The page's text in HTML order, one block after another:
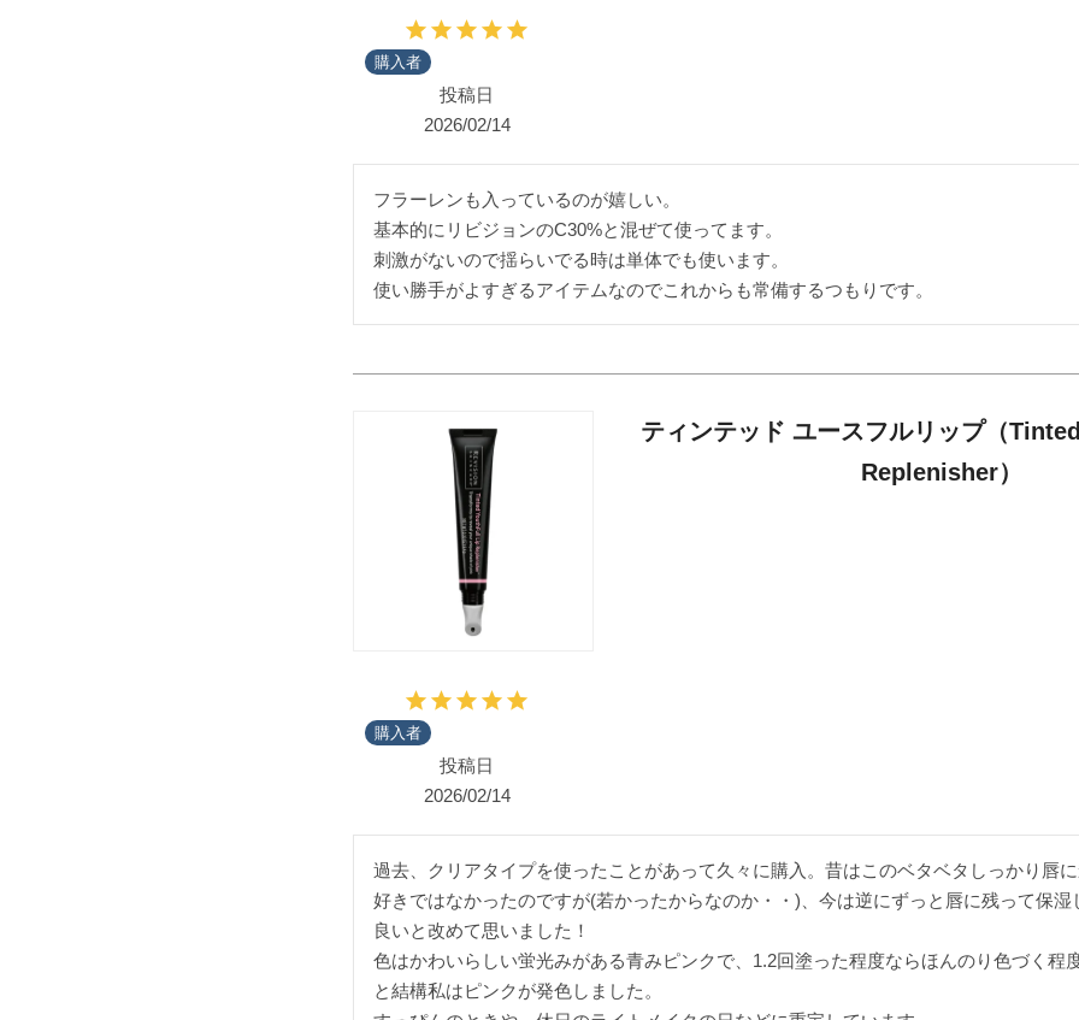
購入者
投稿日
2026/02/14
フラーレンも入っているのが嬉しい。
基本的にリビジョンのC30%と混ぜて使ってます。
刺激がないので揺らいでる時は単体でも使います。
使い勝手がよすぎるアイテムなのでこれからも常備するつもりです。
ティンテッド ユースフルリップ（
Replenisher）
購入者
投稿日
2026/02/14
過去、クリアタイプを使ったことがあって久々に購入。昔はこのベタベタしっかり唇
好きではなかったのですが(若かったからなのか・・)、今は逆にずっと唇に残って保湿
良いと改めて思いました！
色はかわいらしい蛍光みがある青みピンクで、1.2回塗った程度ならほんのり色づく程
と結構私はピンクが発色しました。